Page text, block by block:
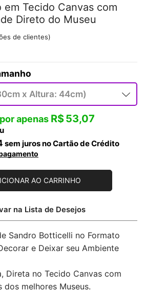
em Tecido Canvas com
Direto do Museu
de clientes)
R$53,07
sem juros no Cartão de Crédito
AO CARRINHO
na Lista de Desejos
Sandro Botticelli no Formato
e Deixar seu Ambiente
Direta no Tecido Canvas com
melhores Museus.